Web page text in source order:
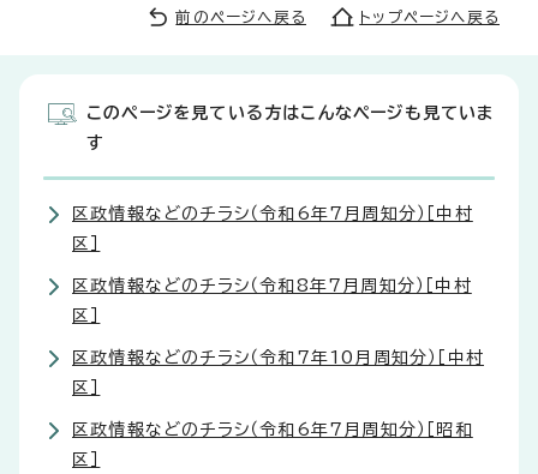
前のページへ戻る トップページへ戻る
このページを見ている方はこんなページも見ていま
す
区政情報などのチラシ（令和6年7月周知分）［中村
区］
区政情報などのチラシ（令和8年7月周知分）［中村
区］
区政情報などのチラシ（令和7年10月周知分）［中村
区］
区政情報などのチラシ（令和6年7月周知分）［昭和
区］